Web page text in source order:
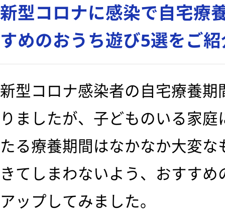
新型コロナに感染で自宅療
すめのおうち遊び5選をご
新型コロナ感染者の自宅療養
りましたが、子どものいる家
たる療養期間はなかなか大変
きてしまわないよう、おすす
アップしてみました。